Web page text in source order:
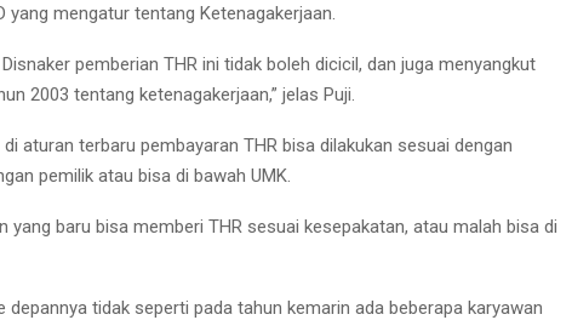
yang mengatur tentang Ketenagakerjaan.
pemberian THR ini tidak boleh dicicil, dan juga menyangkut
2003 tentang ketenagakerjaan,” jelas Puji.
aturan terbaru pembayaran THR bisa dilakukan sesuai dengan
pemilik atau bisa di bawah UMK.
yang baru bisa memberi THR sesuai kesepakatan, atau malah bisa di
depannya tidak seperti pada tahun kemarin ada beberapa karyawan